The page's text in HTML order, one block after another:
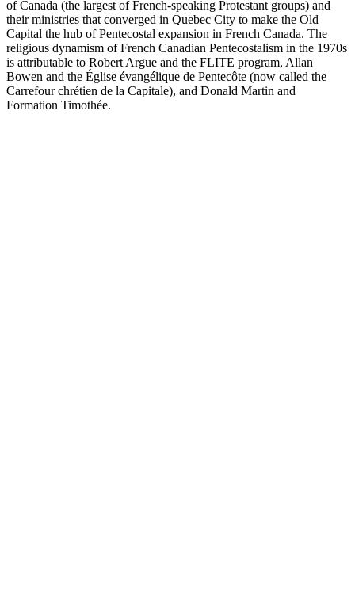
of Canada (the largest of French-speaking Protestant groups) and
their ministries that converged in Quebec City to make the Old
Capital the hub of Pentecostal expansion in French Canada. The
religious dynamism of French Canadian Pentecostalism in the 1970s
is attributable to Robert Argue and the FLITE program, Allan
Bowen and the Église évangélique de Pentecôte (now called the
Carrefour chrétien de la Capitale), and Donald Martin and
Formation Timothée.